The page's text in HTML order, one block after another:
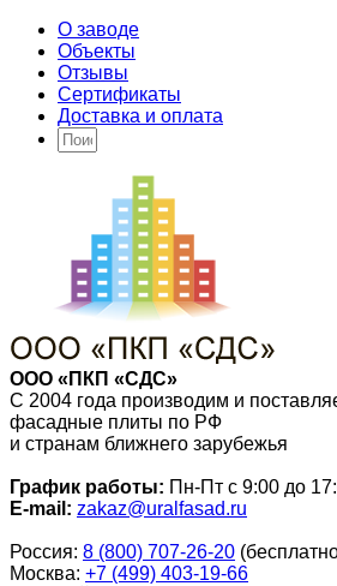
О заводе
Объекты
Отзывы
Сертификаты
Доставка и оплата
ООО «ПКП «СДС»
С 2004 года производим и
фасадные плиты по РФ
и странам ближнего зарубежья
График работы: Пн-Пт с 9:00 до
E-mail: zakaz@uralfasad.ru
Россия: 8 (800) 707-26-20
Москва: +7 (499) 403-19-66